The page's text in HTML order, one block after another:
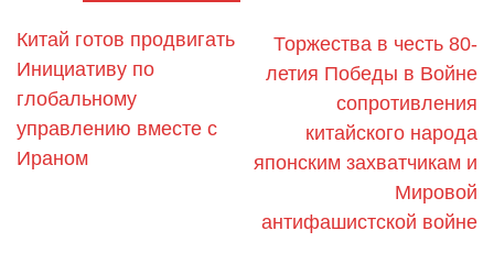
Китай готов продвигать
Инициативу по
глобальному
управлению вместе с
Ираном
Торжества в честь 80-
летия Победы в Войне
сопротивления
китайского народа
японским захватчикам и
Мировой
антифашистской войне